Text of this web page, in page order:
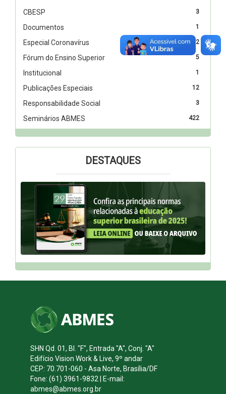
3
CBESP
1
Documentos
2
Especial Coronavírus
5
Fórum do Ensino Superior
1
Institucional
12
Publicações Especiais
3
Responsabilidade Social
422
Seminários ABMES
DESTAQUES
SHN Qd. 01, Bl. "F", Entrada "A", Conj. "A"
Edifício Vision Work & Live, 9º andar
CEP: 70.701-060 - Asa Norte, Brasília/DF
Fone: (61) 3961-9832 | E-mail:
abmes@abmes.org.br